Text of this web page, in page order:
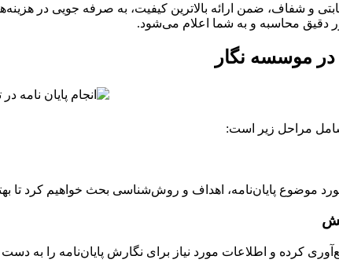
و شفاف، ضمن ارائه بالاترین کیفیت، به صرفه جویی در
دقیق محاسبه و به شما اعلام می‌شود.
در موسسه نگار
شامل مراحل زیر است:
موضوع پایان‌نامه، اهداف و روش‌شناسی بحث خواهیم کرد تا
کرده و اطلاعات مورد نیاز برای نگارش پایان‌نامه را به